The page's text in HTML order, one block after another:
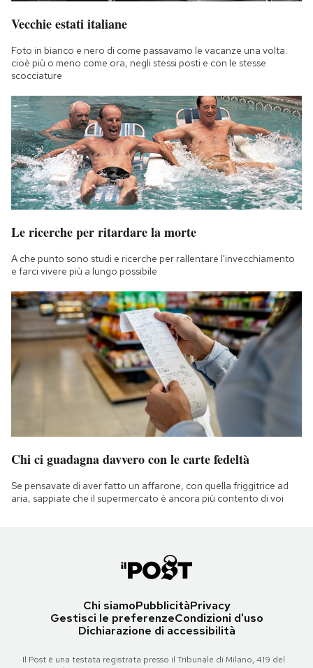
Vecchie estati italiane
Foto in bianco e nero di come passavamo le vacanze una volta:
cioè più o meno come ora, negli stessi posti e con le stesse
scocciature
Le ricerche per ritardare la morte
A che punto sono studi e ricerche per rallentare l'invecchiamento
e farci vivere più a lungo possibile
Chi ci guadagna davvero con le carte fedeltà
Se pensavate di aver fatto un affarone, con quella friggitrice ad
aria, sappiate che il supermercato è ancora più contento di voi
Chi siamoPubblicitàPrivacy
Gestisci le preferenzeCondizioni d'uso
Dichiarazione di accessibilità
Il Post è una testata registrata presso il Tribunale di Milano, 419 del